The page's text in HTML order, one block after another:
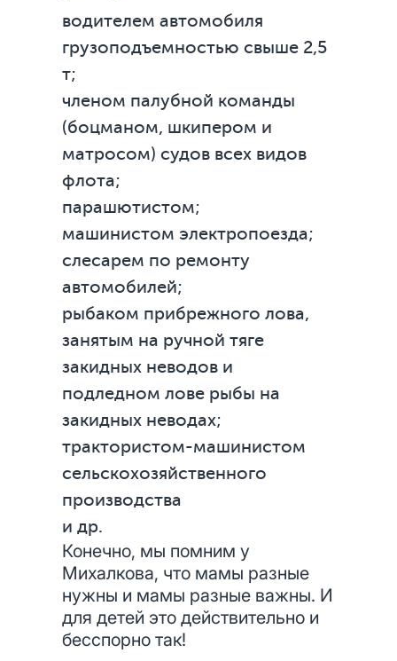
водителем автомобиля
грузоподъемностью свыше 2,5
т;
членом палубной команды
(боцманом, шкипером и
матросом) судов всех видов
флота;
парашютистом;
машинистом электропоезда;
слесарем по ремонту
автомобилей;
рыбаком прибрежного лова,
занятым на ручной тяге
закидных неводов и
подледном лове рыбы на
закидных неводах;
трактористом-машинистом
сельскохозяйственного
производства
и др.
Конечно, мы помним у
Михалкова, что мамы разные
нужны и мамы разные важны. И
для детей это действительно и
бесспорно так!